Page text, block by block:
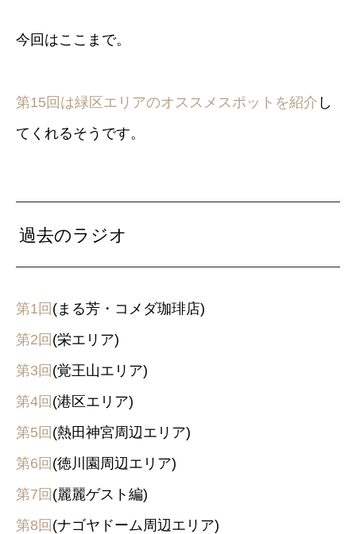
今回はここまで。
第15回は緑区エリアのオススメスポットを紹介 し
てくれるそうです。
過去のラジオ
第1回 (まる芳・コメダ珈琲店)
第2回 (栄エリア)
第3回 (覚王山エリア)
第4回 (港区エリア)
第5回 (熱田神宮周辺エリア)
第6回 (徳川園周辺エリア)
第7回 (麗麗ゲスト編)
第8回 (ナゴヤドーム周辺エリア)